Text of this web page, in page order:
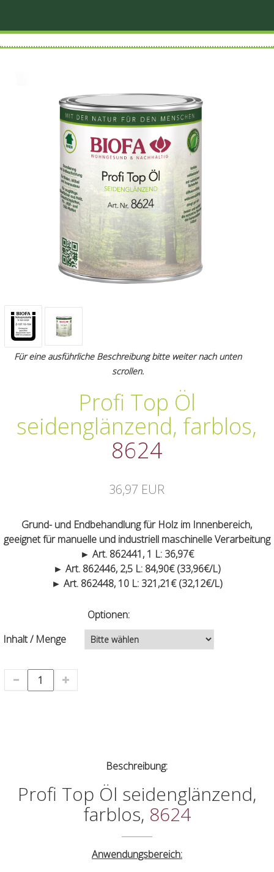
Für eine ausführliche Beschreibung bitte weiter nach unten
scrollen.
Profi Top Öl
seidenglänzend, farblos,
8624
36,97 EUR
Grund- und Endbehandlung für Holz im Innenbereich,
geeignet für manuelle und industriell maschinelle Verarbeitung
► Art. 862441, 1 L: 36,97€
► Art. 862446, 2,5 L: 84,90€ (33,96€/L)
► Art. 862448, 10 L: 321,21€ (32,12€/L)
Optionen:
Inhalt / Menge
Beschreibung:
Profi Top Öl seidenglänzend,
farblos, 8624
Anwendungsbereich: